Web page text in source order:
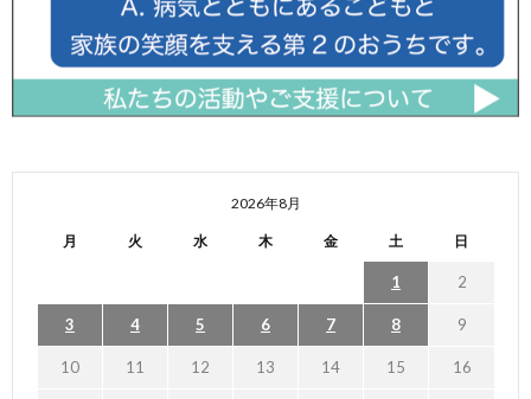
2026年8月
月 火 水 木 金 土 日
1 2
3 4 5 6 7 8 9
10 11 12 13 14 15 16